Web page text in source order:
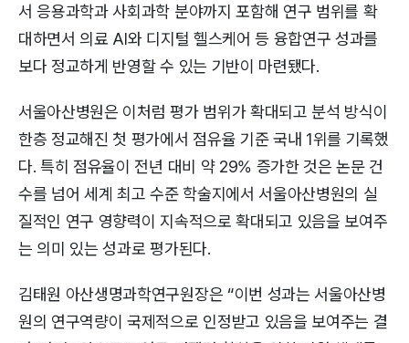
서 응용과학과 사회과학 분야까지 포함해 연구 범위를 확
대하면서 의료 AI와 디지털 헬스케어 등 융합연구 성과를
보다 정교하게 반영할 수 있는 기반이 마련됐다.
서울아산병원은 이처럼 평가 범위가 확대되고 분석 방식이
한층 정교해진 첫 평가에서 점유율 기준 국내 1위를 기록했
다. 특히 점유율이 전년 대비 약 29% 증가한 것은 논문 건
수를 넘어 세계 최고 수준 학술지에서 서울아산병원의 실
질적인 연구 영향력이 지속적으로 확대되고 있음을 보여주
는 의미 있는 성과로 평가된다.
김태원 아산생명과학연구원장은 “이번 성과는 서울아산병
원의 연구역량이 국제적으로 인정받고 있음을 보여주는 결